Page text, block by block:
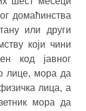
домаћинства
или други
који чини
код јавног
лице, мора да
лица, а
мора да